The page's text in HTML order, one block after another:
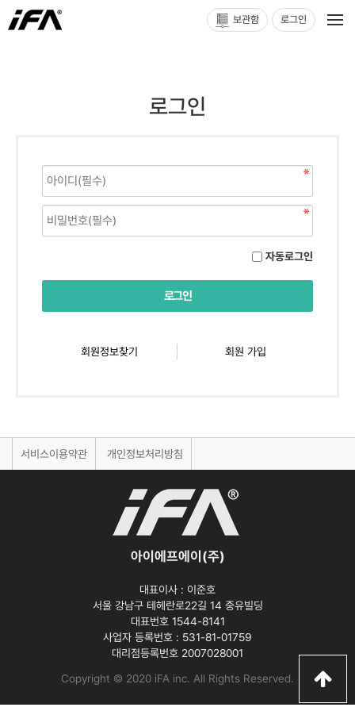
보관함 로그인
로그인
자동로그인
회원정보찾기 회원 가입
서비스이용약관 개인정보처리방침
아이에프에이(주)
대표이사 : 이준호
서울 강남구 테헤란로22길 14 중유빌딩
대표번호 1544-8141
사업자 등록번호 : 531-81-01759
대리점등록번호 2007028001
Copyright © 2020 iFA inc. All Rights Reserved.